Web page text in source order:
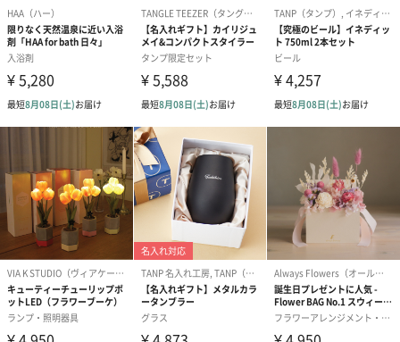
フラワーテディベア
（2,390円）
テディベア（バニラ）
（1,760円）
テディベア（
紅茶・コーヒー・スイーツ
紅茶・コーヒー・スイーツを同梱してお届けいたします。ギフト
への＋αにおすすめです。